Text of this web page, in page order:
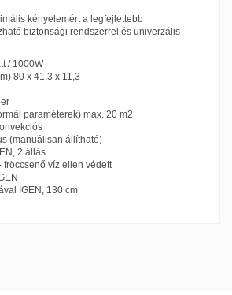
kényelemért a legfejlettebb
biztonsági rendszerrel és univerzális
/ 1000W
80 x 41,3 x 11,3
paraméterek) max. 20 m2
(manuálisan állítható)
2 állás
fröccsenő víz ellen védett
IGEN, 130 cm